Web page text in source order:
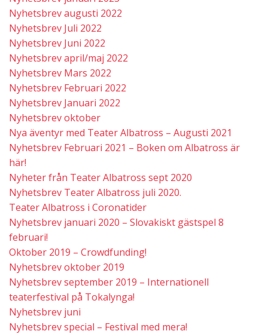
Nyhetsbrev augusti 2022
Nyhetsbrev Juli 2022
Nyhetsbrev Juni 2022
Nyhetsbrev april/maj 2022
Nyhetsbrev Mars 2022
Nyhetsbrev Februari 2022
Nyhetsbrev Januari 2022
Nyhetsbrev oktober
Nya äventyr med Teater Albatross – Augusti 2021
Nyhetsbrev Februari 2021 – Boken om Albatross är
här!
Nyheter från Teater Albatross sept 2020
Nyhetsbrev Teater Albatross juli 2020.
Teater Albatross i Coronatider
Nyhetsbrev januari 2020 – Slovakiskt gästspel 8
februari!
Oktober 2019 – Crowdfunding!
Nyhetsbrev oktober 2019
Nyhetsbrev september 2019 – Internationell
teaterfestival på Tokalynga!
Nyhetsbrev juni
Nyhetsbrev special – Festival med mera!